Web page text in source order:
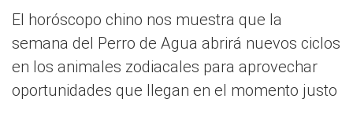
El horóscopo chino nos muestra que la
semana del Perro de Agua abrirá nuevos ciclos
en los animales zodiacales para aprovechar
oportunidades que llegan en el momento justo